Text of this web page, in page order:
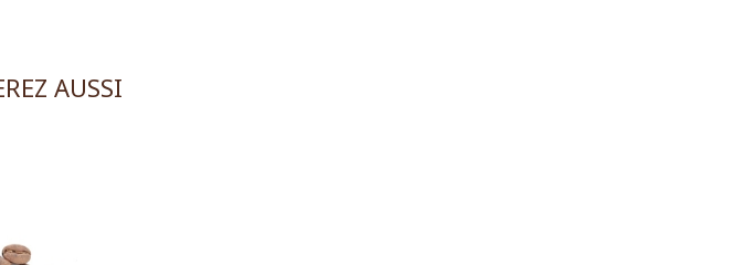
AUSSI